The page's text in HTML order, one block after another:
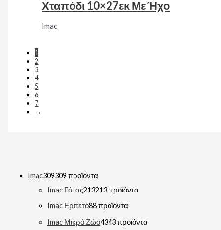
Imac309309 προϊόντα
Imac Γάτας213213 προϊόντα
Imac Ερπετό88 προϊόντα
Imac Μικρό Ζώο4343 προϊόντα
Χταπόδι 10×27εκ Με Ήχο
Imac
1
2
3
4
5
6
7
→